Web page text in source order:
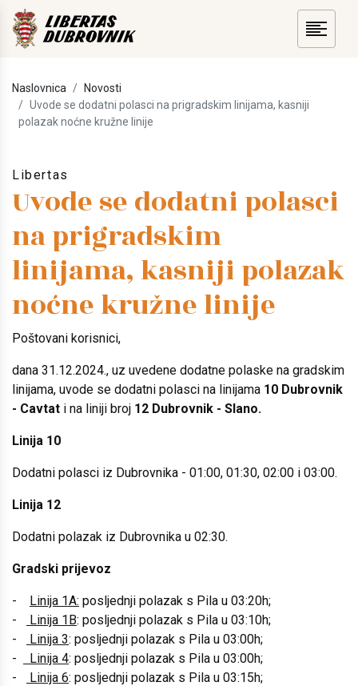
Naslovnica
Novosti
Uvode se dodatni polasci na prigradskim linijama, kasniji
polazak noćne kružne linije
Libertas
Uvode se dodatni polasci
na prigradskim
linijama, kasniji polazak
noćne kružne linije
Poštovani korisnici,
dana 31.12.2024., uz uvedene dodatne polaske na gradskim
linijama, uvode se dodatni polasci na linijama 10 Dubrovnik
- Cavtat i na liniji broj 12 Dubrovnik - Slano.
Linija 10
Dodatni polasci iz Dubrovnika - 01:00, 01:30, 02:00 i 03:00.
Linija 12
Dodatni polazak iz Dubrovnika u 02:30.
Gradski prijevoz
- Linija 1A: posljednji polazak s Pila u 03:20h;
-
Linija 1B: posljednji polazak s Pila u 03:10h;
-
Linija 3: posljednji polazak s Pila u 03:00h;
-
Linija 4: posljednji polazak s Pila u 03:00h;
-
Linija 6: posljednji polazak s Pila u 03:15h;